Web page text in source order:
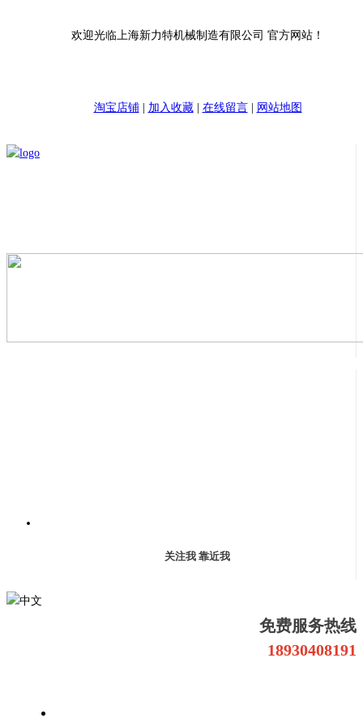
欢迎光临上海新力特机械制造有限公司 官方网站！
淘宝店铺| 加入收藏| 在线留言| 网站地图
关注我 靠近我
中文
免费服务热线
18930408191